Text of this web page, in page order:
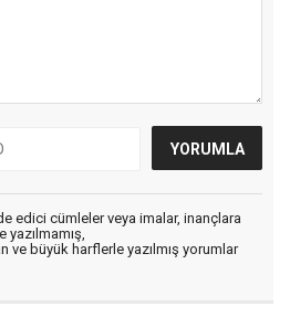
edici cümleler veya imalar, inançlara
yazılmamış,
ve büyük harflerle yazılmış yorumlar